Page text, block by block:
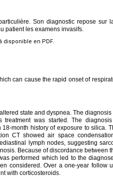
Son diagnostic repose sur
patient les examens invasifs.
disponible en PDF.
can cause the rapid onset of
state and dyspnea. The
treatment was started. The
month history of exposure to silica.
CT showed air space
lymph nodes, suggesting
Because of discordance between
performed which led to the
considered. Over a one-year follow
with corticosteroids.